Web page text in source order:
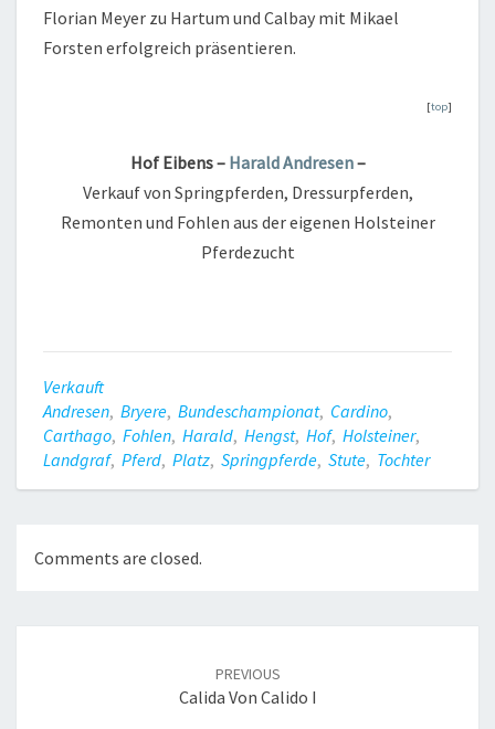
Florian Meyer zu Hartum und Calbay mit Mikael
Forsten erfolgreich präsentieren.
[top]
Hof Eibens – Harald Andresen–
Verkauf von Springpferden, Dressurpferden,
Remonten und Fohlen aus der eigenen Holsteiner
Pferdezucht
Verkauft
Andresen, Bryere, Bundeschampionat, Cardino,
Carthago, Fohlen, Harald, Hengst, Hof, Holsteiner,
Landgraf, Pferd, Platz, Springpferde, Stute, Tochter
Comments are closed.
PREVIOUS
Calida Von Calido I